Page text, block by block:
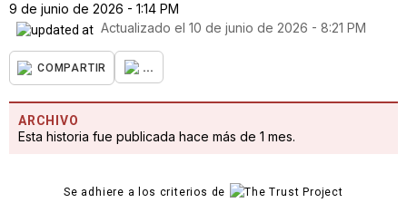
9 de junio de 2026 - 1:14 PM
Actualizado el 10 de junio de 2026 - 8:21 PM
COMPARTIR ...
ARCHIVO
Esta historia fue publicada hace más de 1 mes.
Se adhiere a los criterios de